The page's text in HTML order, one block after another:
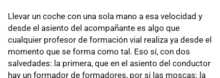
Llevar un coche con una sola mano a esa velocidad y
desde el asiento del acompañante es algo que
cualquier profesor de formación vial realiza ya desde el
momento que se forma como tal. Eso sí, con dos
salvedades: la primera, que en el asiento del conductor
hay un formador de formadores, por si las moscas; la